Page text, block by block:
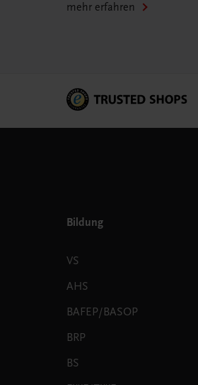
mehr erfahren
Bildung
VS
AHS
BAFEP/BASOP
BRP
BS